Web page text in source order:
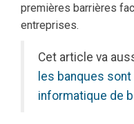
premières barrières
entreprises.
Cet article va
les banques
informatique de